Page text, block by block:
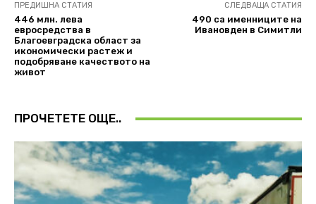
ПРЕДИШНА СТАТИЯ
446 млн. лева
евросредства в
Благоевградска област за
икономически растеж и
подобряване качеството на
живот
СЛЕДВАЩА СТАТИЯ
490 са именниците на
Ивановден в Симитли
ПРОЧЕТЕТЕ ОЩЕ..